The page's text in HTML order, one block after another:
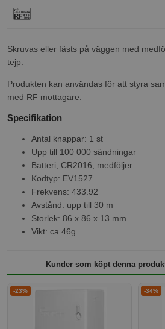
Skruvas eller fästs på väggen med
tejp.
Produkten kan användas för att styra
med RF mottagare.
Specifikation
Antal knappar: 1 st
Upp till 100 000 sändningar
Batteri, CR2016, medföljer
Kodtyp: EV1527
Frekvens: 433.92
Avstånd: upp till 30 m
Storlek: 86 x 86 x 13 mm
Vikt: ca 46g
Kunder som köpt denna
-23% -34%